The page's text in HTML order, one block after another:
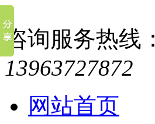
咨询服务热线：
13963727872
网站首页